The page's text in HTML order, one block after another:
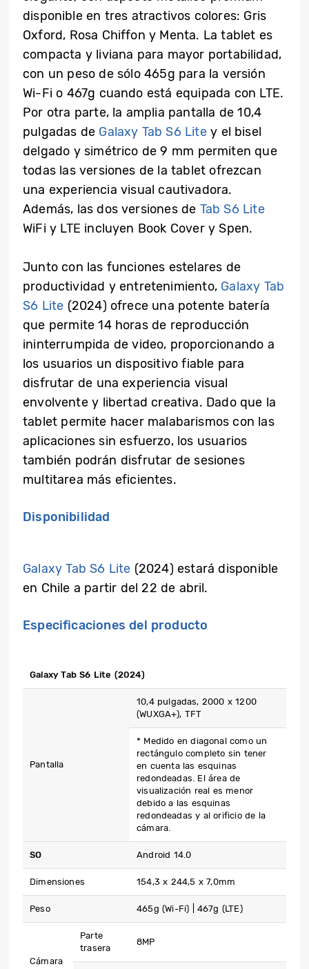
disponible en tres atractivos colores: Gris
Oxford, Rosa Chiffon y Menta. La tablet es
compacta y liviana para mayor portabilidad,
con un peso de sólo 465g para la versión
Wi-Fi o 467g cuando está equipada con LTE.
Por otra parte, la amplia pantalla de 10,4
pulgadas de Galaxy Tab S6 Litey el bisel
delgado y simétrico de 9 mm permiten que
todas las versiones de la tablet ofrezcan
una experiencia visual cautivadora.
Además, las dos versiones de Tab S6 Lite
WiFi y LTE incluyen Book Cover y Spen.
Junto con las funciones estelares de
productividad y entretenimiento, Galaxy Tab
S6 Lite (2024) ofrece una potente batería
que permite 14 horas de reproducción
ininterrumpida de video, proporcionando a
los usuarios un dispositivo fiable para
disfrutar de una experiencia visual
envolvente y libertad creativa. Dado que la
tablet permite hacer malabarismos con las
aplicaciones sin esfuerzo, los usuarios
también podrán disfrutar de sesiones
multitarea más eficientes.
Disponibilidad
Galaxy Tab S6 Lite (2024) estará disponible
en Chile a partir del 22 de abril.
Especificaciones del producto
Galaxy Tab S6 Lite (2024)
Pantalla
10,4 pulgadas, 2000 x 1200
(WUXGA+), TFT
* Medido en diagonal como un
rectángulo completo sin tener
en cuenta las esquinas
redondeadas. El área de
visualización real es menor
debido a las esquinas
redondeadas y al orificio de la
cámara.
SO Android 14.0
Dimensiones 154,3 x 244,5 x 7,0mm
Peso 465g (Wi-Fi) | 467g (LTE)
Cámara
Parte
trasera
8MP